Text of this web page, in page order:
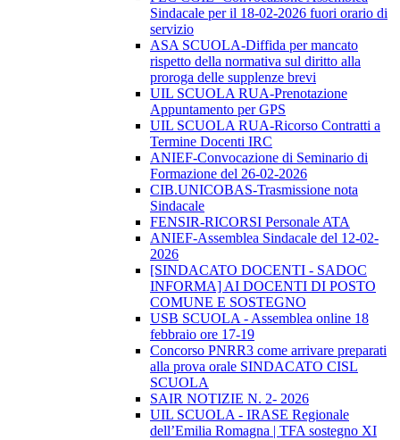
Sindacale per il 18-02-2026 fuori orario di
servizio
ASA SCUOLA-Diffida per mancato
rispetto della normativa sul diritto alla
proroga delle supplenze brevi
UIL SCUOLA RUA-Prenotazione
Appuntamento per GPS
UIL SCUOLA RUA-Ricorso Contratti a
Termine Docenti IRC
ANIEF-Convocazione di Seminario di
Formazione del 26-02-2026
CIB.UNICOBAS-Trasmissione nota
Sindacale
FENSIR-RICORSI Personale ATA
ANIEF-Assemblea Sindacale del 12-02-
2026
[SINDACATO DOCENTI - SADOC
INFORMA] AI DOCENTI DI POSTO
COMUNE E SOSTEGNO
USB SCUOLA - Assemblea online 18
febbraio ore 17-19
Concorso PNRR3 come arrivare preparati
alla prova orale SINDACATO CISL
SCUOLA
SAIR NOTIZIE N. 2- 2026
UIL SCUOLA - IRASE Regionale
dell’Emilia Romagna | TFA sostegno XI